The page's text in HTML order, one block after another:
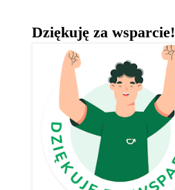
Dziękuję za wsparcie!